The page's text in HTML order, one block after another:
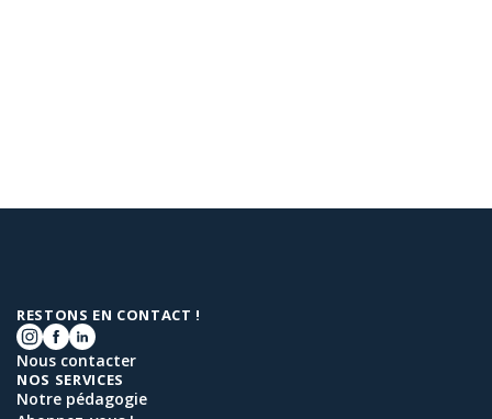
RESTONS EN CONTACT !
Nous contacter
NOS SERVICES
Notre pédagogie